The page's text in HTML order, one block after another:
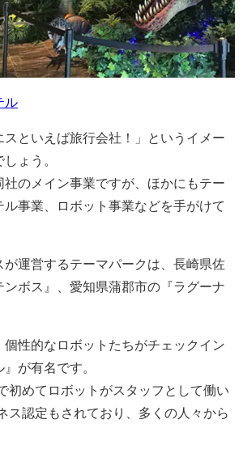
ル
スといえば旅行会社！」というイメー
ょう。
社のメイン事業ですが、ほかにもテー
ル事業、ロボット事業などを手がけて
が運営するテーマパークは、長崎県佐
ボス』、愛知県蒲郡市の『ラグーナ
個性的なロボットたちがチェックイン
が有名です。
初めてロボットがスタッフとして働い
ス認定もされており、多くの人々から